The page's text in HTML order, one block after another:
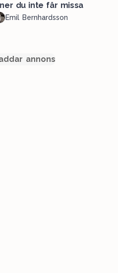
du inte får missa
Emil Bernhardsson
annons